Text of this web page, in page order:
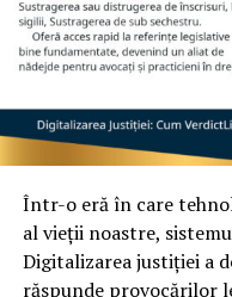
mijloace auto
asigurând colectarea și
companie conform
Pe lângă incinerările
primește cenușa
însoțită decertificat
oferă și servicii de
accesibile.
În plus, compania
Într-o eră în care
al vieții noastre,
Digitalizarea justiției a
răspunde provocărilor